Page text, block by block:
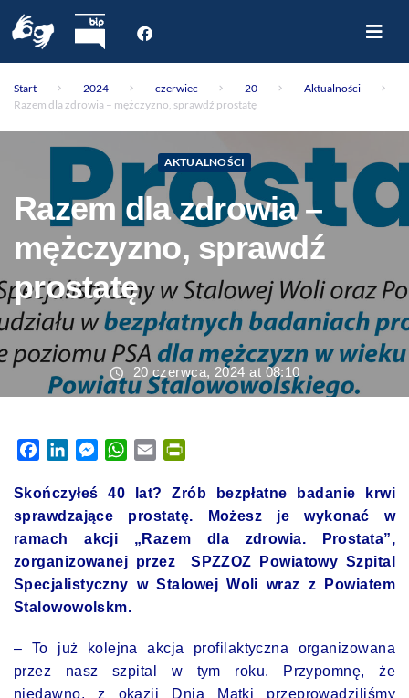
O nas
Oddziały
Rejestracja internetowa
Aktualności
Kontakt
Start 2024 czerwiec 20
Aktualności
Razem dla zdrowia – mężczyzno, sprawdź prostatę
AKTUALNOŚCI
Razem dla zdrowia –
mężczyzno, sprawdź
prostatę
20 czerwca, 2024 at 08:10
FacebookLinkedInMessenger
WhatsApp
Email
Skończyłeś 40 lat? Zrób bezpłatne badanie krwi
sprawdzające prostatę. Możesz je wykonać w
ramach akcji „Razem dla zdrowia. Prostata”,
zorganizowanej przez SPZZOZ Powiatowy Szpital
Specjalistyczny w Stalowej Woli wraz z Powiatem
Stalowowolskm.
– To już kolejna akcja profilaktyczna organizowana
przez nasz szpital w tym roku. Przypomnę, że
niedawno, z okazji Dnia Matki przeprowadziliśmy